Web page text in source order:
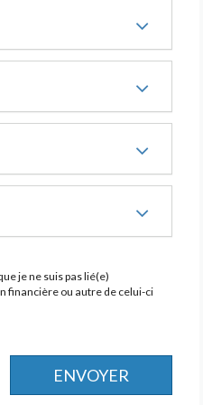
je ne suis pas lié(e)
financière ou autre de celui-ci
ENVOYER